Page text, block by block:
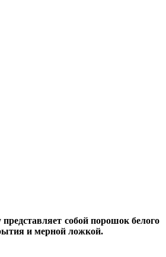
собой порошок белого
и мерной ложкой.